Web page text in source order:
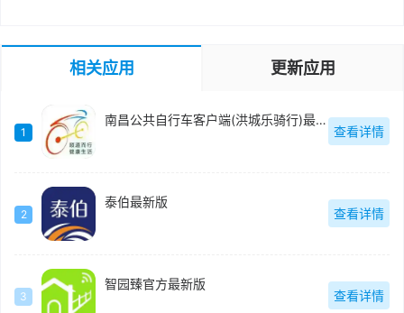
相关应用 更新应用
1
南昌公共自行车客户端(洪城乐骑行)最新版
查看详情
2
泰伯最新版
查看详情
3
智园臻官方最新版
查看详情